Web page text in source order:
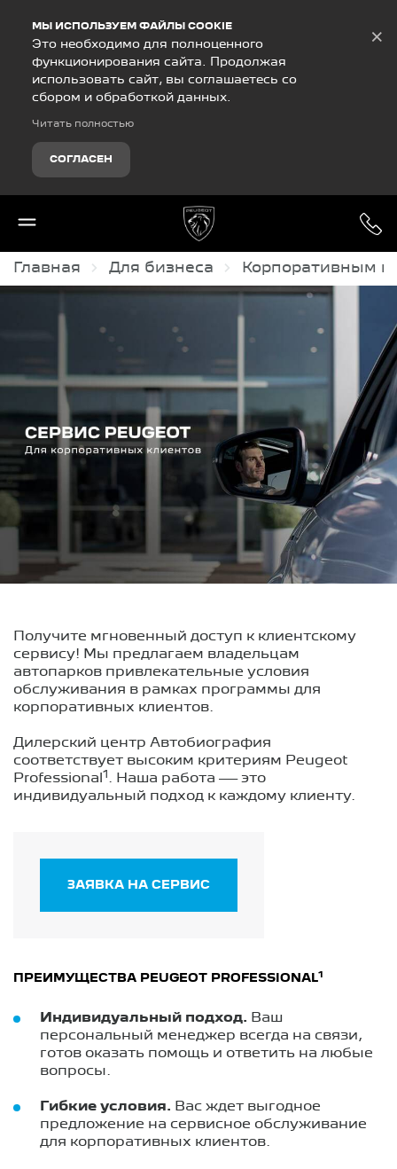
МЫ ИСПОЛЬЗУЕМ ФАЙЛЫ COOKIE
Это необходимо для полноценного
функционирования сайта. Продолжая
использовать сайт, вы соглашаетесь со
сбором и обработкой данных.
Читать полностью
СОГЛАСЕН
×
Главная Для бизнеса Корпоративным
Получите мгновенный доступ к клиентскому
сервису! Мы предлагаем владельцам
автопарков привлекательные условия
обслуживания в рамках программы для
корпоративных клиентов.
Дилерский центр Автобиография
соответствует высоким критериям Peugeot
Professional 1 . Наша работа — это
индивидуальный подход к каждому клиенту.
ЗАЯВКА НА СЕРВИС
ПРЕИМУЩЕСТВА PEUGEOT PROFESSIONAL1
Индивидуальный подход. Ваш
персональный менеджер всегда на связи,
готов оказать помощь и ответить на любые
вопросы.
Гибкие условия. Вас ждет выгодное
предложение на сервисное обслуживание
для корпоративных клиентов.